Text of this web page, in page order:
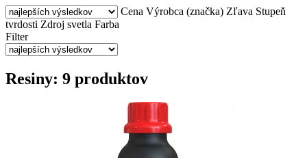
Cena Výrobca (značka) Zľava Stupeň
tvrdosti Zdroj svetla Farba
Filter
Resiny: 9 produktov